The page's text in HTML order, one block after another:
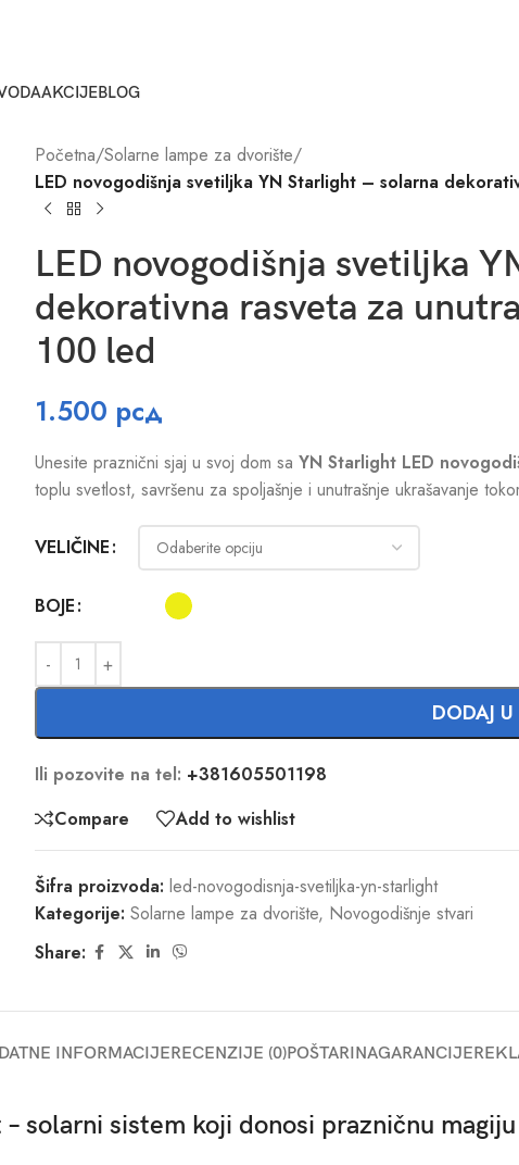
AKCIJEBLOG
Početna/Solarne lampe za dvorište/
LED novogodišnja svetiljka YN Starlight – solarna
LED novogodišnja svetiljka
dekorativna rasveta za
100 led
1.500 рсд
Unesite praznični sjaj u svoj dom sa YN Starlight LED
toplu svetlost, savršenu za spoljašnje i unutrašnje ukrašavanje
VELIČINE
BOJE
DODAJ U
Ili pozovite na tel: +381605501198
Compare
Add to wishlist
Šifra proizvoda: led-novogodisnja-svetiljka-yn-starlight
Kategorije: Solarne lampe za dvorište, Novogodišnje stvari
Share:
INFORMACIJERECENZIJE (0)POŠTARINAGARANCIJE
solarni sistem koji donosi prazničnu magiju